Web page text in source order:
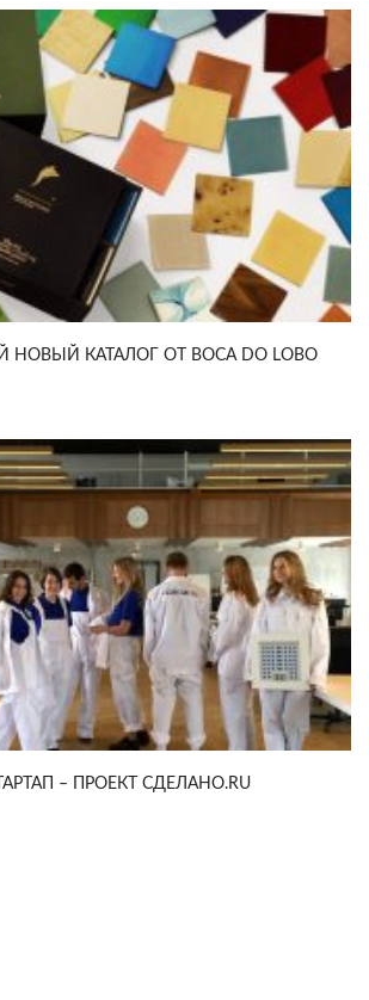
КАТАЛОГ ОТ BOCA DO LOBO
– ПРОЕКТ СДЕЛАНО.RU